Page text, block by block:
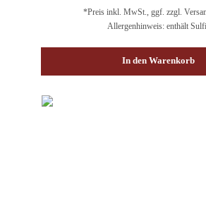
*Preis inkl. MwSt., ggf. zzgl.
Allergenhinweis: enthält
In den Warenkorb